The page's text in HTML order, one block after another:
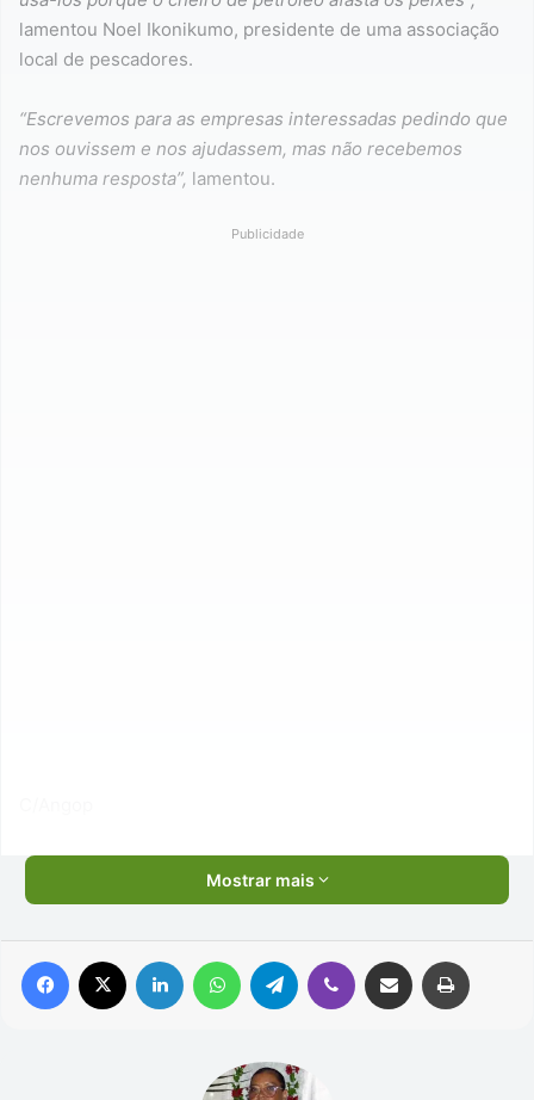
lamentou Noel Ikonikumo, presidente de uma associação
local de pescadores.
“Escrevemos para as empresas interessadas pedindo que
nos ouvissem e nos ajudassem, mas não recebemos
nenhuma resposta”, lamentou.
Publicidade
Mostrar mais
Facebook Linkedin WhatsAppTelegram Viber Compartilhar via e-mail